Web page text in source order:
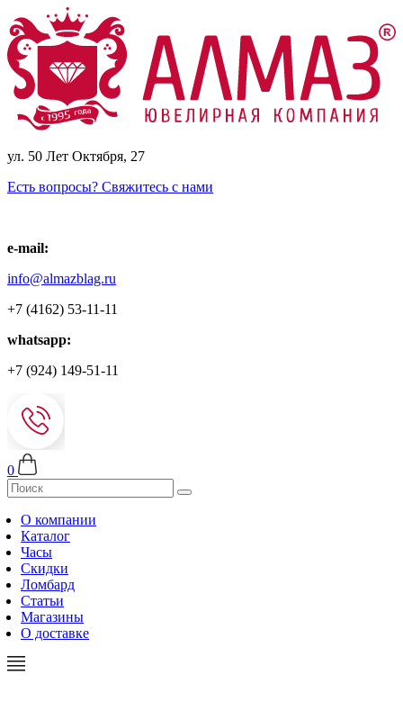
ул. 50 Лет Октября, 27
Есть вопросы? Свяжитесь с нами
e-mail:
info@almazblag.ru
+7 (4162) 53-11-11
whatsapp:
+7 (924) 149-51-11
0
О компании
Каталог
Часы
Скидки
Ломбард
Статьи
Магазины
О доставке